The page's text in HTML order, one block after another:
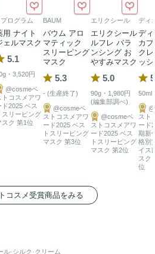
ンワンの効果をお届けいたしま
でも夜でも、安心してお使いいた
かな効果を発揮。大切な肌のため
ーを追求しています。
持続可能なビューティーとして、
」をプレゼントいたし
しくても強い変化を実現。
ログラム
用 ナイト
ェルマスク
5.1
・3,520円
@cosmeベ
トコスメアワ
ド2025 ベス
スリーピング
スク 第1位
BAUM
バウム アロ
マティック
スリーピング
マスク
5.3
- (生産終了)
@cosmeベ
ストコスメアワ
ード2025 ベス
トスリーピング
マスク 第3位
エリクシール
エリクシール
ルフレ バラ
ンシング お
やすみマスク
5.0
90g・1,980円
(編集部調べ)
@cosmeベ
ストコスメアワ
ード2025 ベス
トスリーピング
マスク 第2位
ディ
デ
カ
ク
ッ
50ml
スト
ード
期新
格別
イス
スク
位
コスメ受賞商品をみる
ル·シルク·クリーム